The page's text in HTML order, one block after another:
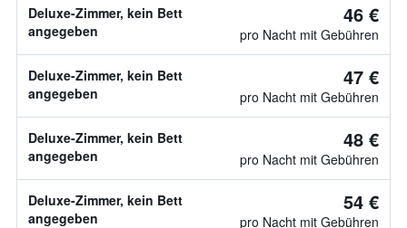
Deluxe-Zimmer, kein Bett
angegeben
46 €
pro Nacht mit Gebühren
Deluxe-Zimmer, kein Bett
angegeben
47 €
pro Nacht mit Gebühren
Deluxe-Zimmer, kein Bett
angegeben
48 €
pro Nacht mit Gebühren
Deluxe-Zimmer, kein Bett
angegeben
54 €
pro Nacht mit Gebühren